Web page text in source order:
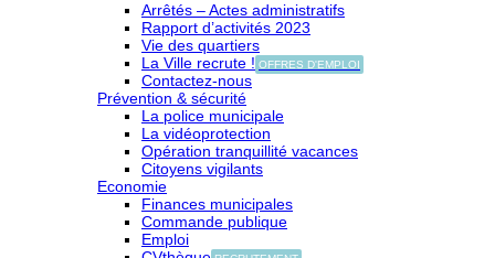
Arrêtés – Actes administratifs
Rapport d’activités 2023
Vie des quartiers
La Ville recrute ! OFFRES D'EMPLOI
Contactez-nous
Prévention & sécurité
La police municipale
La vidéoprotection
Opération tranquillité vacances
Citoyens vigilants
Economie
Finances municipales
Commande publique
Emploi